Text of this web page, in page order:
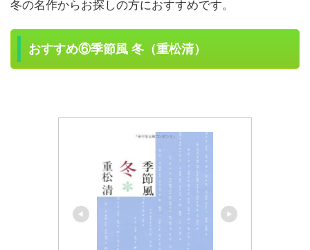
冬の名作からお探しの方におすすめです。
おすすめ⑥季節風 冬（重松清）